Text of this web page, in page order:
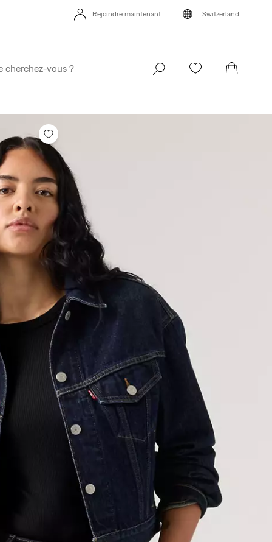
Rejoindre maintenant Switzerland
Rejoindre maintenant